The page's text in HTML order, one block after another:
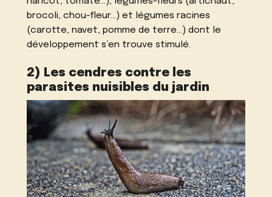
brocoli, chou-fleur…) et légumes racines
(carotte, navet, pomme de terre…) dont le
développement s’en trouve stimulé.
2) Les cendres contre les
parasites nuisibles du jardin